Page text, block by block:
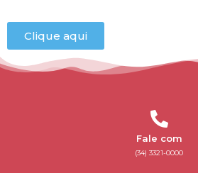
Clique aqui
Fale com
(34) 3321-0000